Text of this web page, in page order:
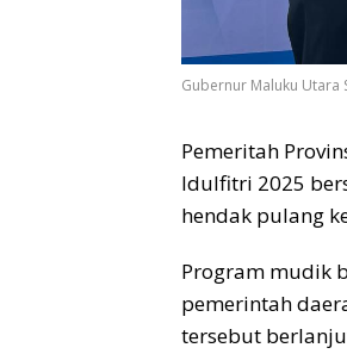
Gubernur Maluku Utara
Pemeritah
Idulfitri 2025
hendak pulang
Program mudik
pemerintah
tersebut